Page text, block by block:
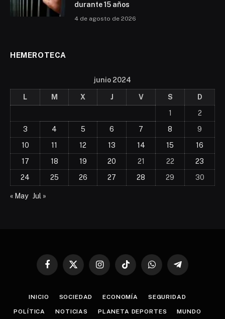
durante 15 años
4 de agosto de 2026
HEMEROTECA
junio 2024
L M X J V S
D
1
2
3
4 5 6 7 8
9
10
11 12 13 14 15
16
17
18 19 20 21 22
23
24
25 26 27 28 29 30
« May Jul »
Facebook
X
InstagramTikTok WhatsAppTelegram
INICIO SOCIEDAD ECONOMÍA SEGURIDAD
POLÍTICA NOTICIAS PLANETA DEPORTES MUNDO